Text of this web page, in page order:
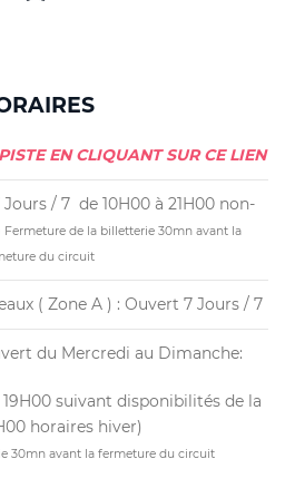
EN CLIQUANT SUR CE LIEN
/ 7 de 10H00 à 21H00 non-
Fermeture de la billetterie 30mn avant la
du circuit
( Zone A ) : Ouvert 7 Jours / 7
du Mercredi au Dimanche:
19H00 suivant disponibilités de la
horaires hiver)
30mn avant la fermeture du circuit